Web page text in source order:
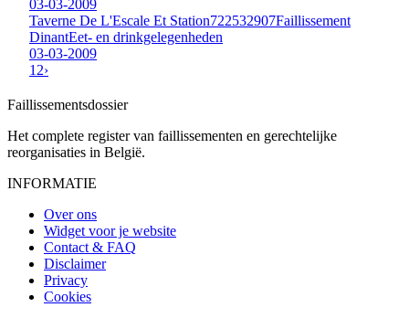
03-03-2009
Taverne De L'Escale Et Station722532907Faillissement
DinantEet- en drinkgelegenheden
03-03-2009
1 2›
Faillissementsdossier
Het complete register van faillissementen en gerechtelijke
reorganisaties in België.
INFORMATIE
Over ons
Widget voor je website
Contact & FAQ
Disclaimer
Privacy
Cookies